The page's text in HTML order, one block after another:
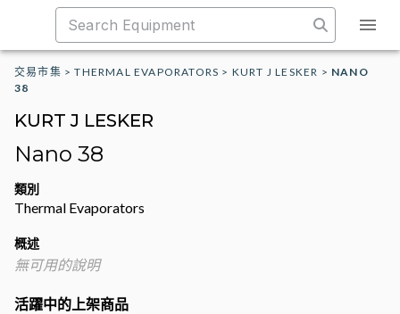
交易市集 >THERMAL EVAPORATORS > KURT J LESKER > NANO
38
KURT J LESKER
Nano 38
類別
Thermal Evaporators
概述
無可用的說明
活躍中的上架商品